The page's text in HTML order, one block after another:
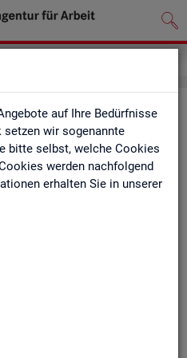
auf Ihre Bedürfnisse
setzen wir sogenannte
bitte selbst, welche Cookies
werden nachfolgend
erhalten Sie in unserer
mit uns in Kon­takt zu tre­ten!
zu­ge­schnit­te­ne Son­der­
wei­ter!